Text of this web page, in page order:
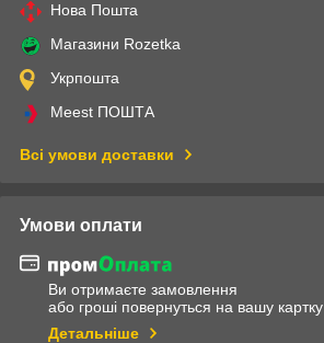
Нова Пошта
Магазини Rozetka
Укрпошта
Meest ПОШТА
Всі умови доставки
Умови оплати
Ви отримаєте замовлення
або гроші повернуться на вашу картку
Детальніше